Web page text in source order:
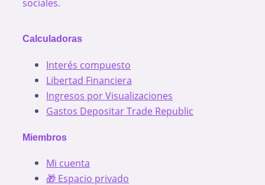
Calculadoras
Interés compuesto
Libertad Financiera
Ingresos por Visualizaciones
Gastos Depositar Trade Republic
Miembros
Mi cuenta
🎁 Espacio privado